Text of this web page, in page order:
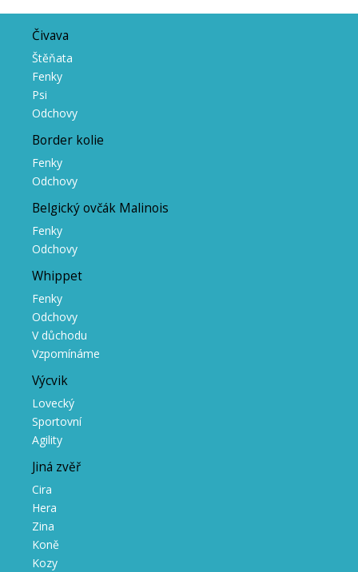
Čivava
Štěňata
Fenky
Psi
Odchovy
Border kolie
Fenky
Odchovy
Belgický ovčák Malinois
Fenky
Odchovy
Whippet
Fenky
Odchovy
V důchodu
Vzpomínáme
Výcvik
Lovecký
Sportovní
Agility
Jiná zvěř
Cira
Hera
Zina
Koně
Kozy